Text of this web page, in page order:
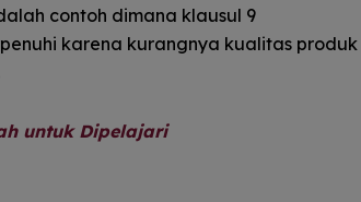
contoh dimana klausul 9
karena kurangnya kualitas produk
untuk Dipelajari